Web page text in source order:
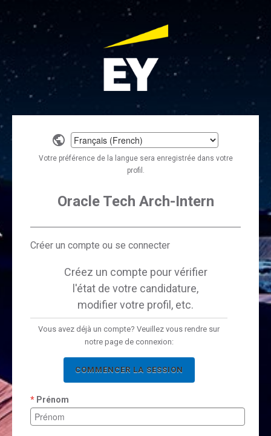
Select
a
language
Votre préférence de la langue sera enregistrée dans votre
profil.
Oracle Tech Arch-Intern
Créer un compte ou se connecter
Créez un compte pour vérifier
l'état de votre candidature,
modifier votre profil, etc.
Vous avez déjà un compte? Veuillez vous rendre sur
notre page de connexion:
COMMENCER LA SESSION
Prénom